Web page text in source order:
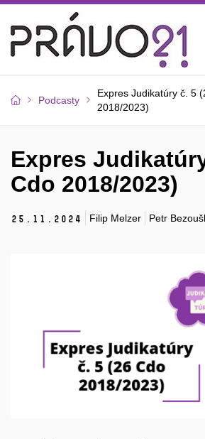
Podcasty
Expres Judikatúry č. 5
2018/2023)
Expres
Cdo 2018/2023)
25. 11. 2024 Filip Melzer Petr